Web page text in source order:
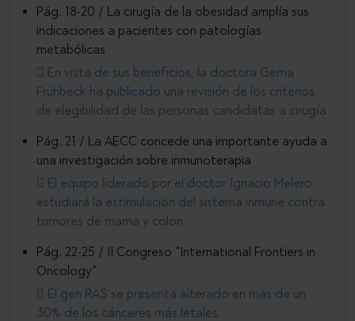
Pág. 18-20 / La cirugía de la obesidad amplía sus
indicaciones a pacientes con patologías
metabólicas
En vista de sus beneficios, la doctora Gema
Frühbeck ha publicado una revisión de los criterios
de elegibilidad de las personas candidatas a cirugía.
Pág. 21 / La AECC concede una importante ayuda a
una investigación sobre inmunoterapia
El equipo liderado por el doctor Ignacio Melero
estudiará la estimulación del sistema inmune contra
tumores de mama y colon.
Pág. 22-25 / II Congreso "International Frontiers in
Oncology"
El gen RAS se presenta alterado en más de un
30% de los cánceres más letales.